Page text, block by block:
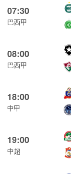
07:30
巴西甲
08:00
巴西甲
18:00
中甲
19:00
中超